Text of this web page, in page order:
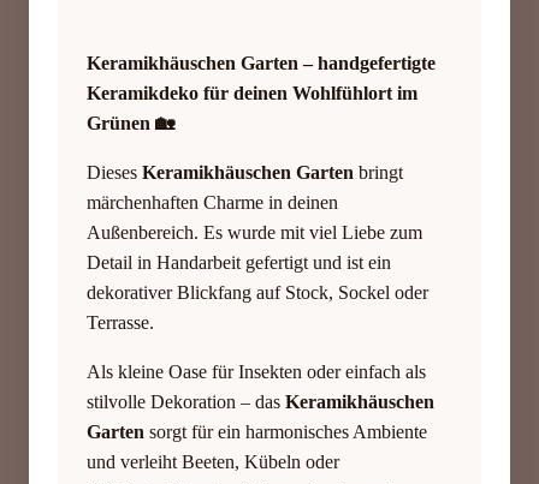
Keramikhäuschen Garten – handgefertigte
Keramikdeko für deinen Wohlfühlort im
Grünen 🏡
Dieses Keramikhäuschen Garten bringt
märchenhaften Charme in deinen
Außenbereich. Es wurde mit viel Liebe zum
Detail in Handarbeit gefertigt und ist ein
dekorativer Blickfang auf Stock, Sockel oder
Terrasse.
Als kleine Oase für Insekten oder einfach als
stilvolle Dekoration – das Keramikhäuschen
Garten sorgt für ein harmonisches Ambiente
und verleiht Beeten, Kübeln oder